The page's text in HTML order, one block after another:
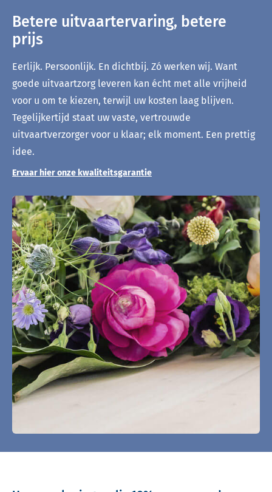
Betere uitvaartervaring, betere
prijs
Eerlijk. Persoonlijk. En dichtbij. Zó werken wij. Want
goede uitvaartzorg leveren kan écht met alle vrijheid
voor u om te kiezen, terwijl uw kosten laag blijven.
Tegelijkertijd staat uw vaste, vertrouwde
uitvaartverzorger voor u klaar; elk moment. Een prettig
idee.
Ervaar hier onze kwaliteitsgarantie